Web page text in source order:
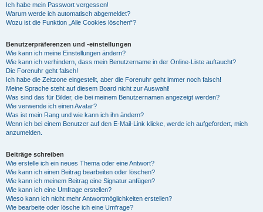
Ich habe mein Passwort vergessen!
Warum werde ich automatisch abgemeldet?
Wozu ist die Funktion „Alle Cookies löschen“?
Benutzerpräferenzen und -einstellungen
Wie kann ich meine Einstellungen ändern?
Wie kann ich verhindern, dass mein Benutzername in der Online-Liste auftaucht?
Die Forenuhr geht falsch!
Ich habe die Zeitzone eingestellt, aber die Forenuhr geht immer noch falsch!
Meine Sprache steht auf diesem Board nicht zur Auswahl!
Was sind das für Bilder, die bei meinem Benutzernamen angezeigt werden?
Wie verwende ich einen Avatar?
Was ist mein Rang und wie kann ich ihn ändern?
Wenn ich bei einem Benutzer auf den E-Mail-Link klicke, werde ich aufgefordert, mich
anzumelden.
Beiträge schreiben
Wie erstelle ich ein neues Thema oder eine Antwort?
Wie kann ich einen Beitrag bearbeiten oder löschen?
Wie kann ich meinem Beitrag eine Signatur anfügen?
Wie kann ich eine Umfrage erstellen?
Wieso kann ich nicht mehr Antwortmöglichkeiten erstellen?
Wie bearbeite oder lösche ich eine Umfrage?